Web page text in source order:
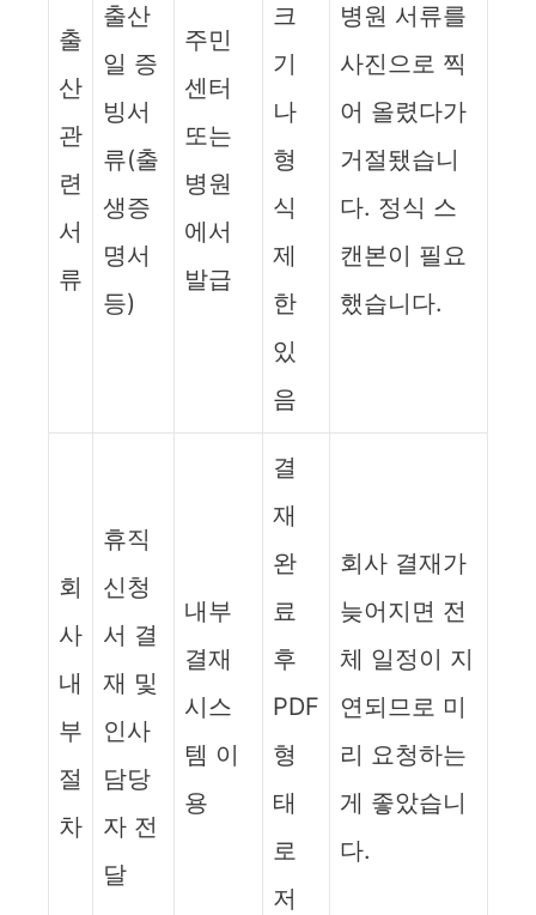
출
산
관
련
서
류
출산
일 증
빙서
류(출
생증
명서
등)
주민
센터
또는
병원
에서
발급
크
기
나
형
식
제
한
있
음
병원 서류를
사진으로 찍
어 올렸다가
거절됐습니
다. 정식 스
캔본이 필요
했습니다.
회
사
내
부
절
차
휴직
신청
서 결
재 및
인사
담당
자 전
달
내부
결재
시스
템 이
용
결
재
완
료
후
PDF
형
태
로
저
회사 결재가
늦어지면 전
체 일정이 지
연되므로 미
리 요청하는
게 좋았습니
다.